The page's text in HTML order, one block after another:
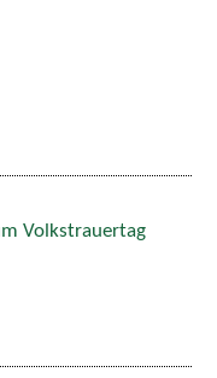
Volkstrauertag